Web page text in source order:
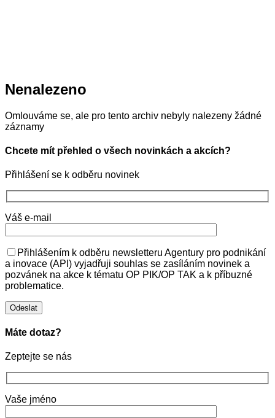
Nenalezeno
Omlouváme se, ale pro tento archiv nebyly nalezeny žádné
záznamy
Chcete mít přehled o všech novinkách a akcích?
Přihlášení se k odběru novinek
Váš e-mail
Přihlášením k odběru newsletteru Agentury pro podnikání
a inovace (API) vyjadřuji souhlas se zasíláním novinek a
pozvánek na akce k tématu OP PIK/OP TAK a k příbuzné
problematice.
Máte dotaz?
Zeptejte se nás
Vaše jméno